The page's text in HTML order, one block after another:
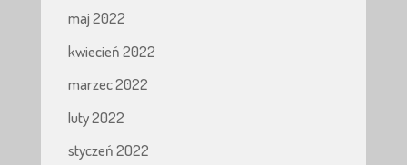
maj 2022
kwiecień 2022
marzec 2022
luty 2022
styczeń 2022